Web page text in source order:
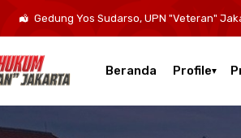
Gedung Yos Sudarso, UPN "Veteran"
Beranda Profile